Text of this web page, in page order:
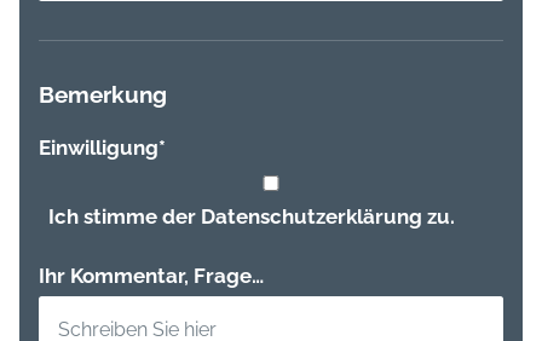
Bemerkung
Einwilligung*
Ich stimme der Datenschutzerklärung zu.
Ihr Kommentar, Frage…